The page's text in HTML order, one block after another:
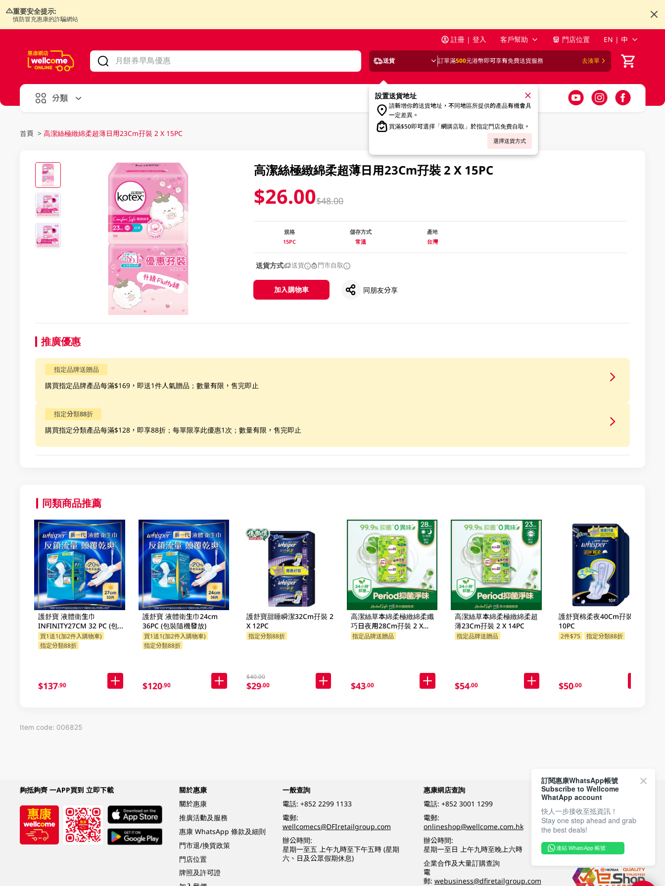
重要安全提示:
慎防冒充惠康的詐騙網站
註冊 | 登入 客戶幫助 門店位置 EN | 中
送貨 訂單滿500元港幣即可享有免費送貨服務 去湊單
設置送貨地址
請新增你的送貨地址，不同地區所提供的產品有機會具
一定差異。
買滿$50即可選擇「網購店取」於指定門店免費自取。
選擇送貨方式
分類
首頁 > 高潔絲極緻綿柔超薄日用23Cm孖裝 2 X 15PC
高潔絲極緻綿柔超薄日用23Cm孖裝 2 X 15PC
$26.00$48.00
規格
15PC
儲存方式
常溫
產地
台灣
送貨方式 送貨 門市自取
加入購物車 同朋友分享
推廣優惠
指定品牌送贈品
購買指定品牌產品每滿$169，即送1件人氣贈品；數量有限，售完即止
指定分類88折
購買指定分類產品每滿$128，即享88折；每單限享此優惠1次；數量有限，售完即止
同類商品推薦
護舒寶 液體衛生巾
INFINITY27CM 32 PC (包裝
隨機發放)
買1送1(加2件入購物車)
指定分類88折
$137.90
護舒寶 液體衛生巾24cm
36PC (包裝隨機發放)
買1送1(加2件入購物車)
指定分類88折
$120.90
護舒寶甜睡瞬潔32Cm孖裝 2
X 12PC
指定分類88折
$40.00
$29.00
高潔絲草本綿柔極緻綿柔纖
巧日夜用28Cm孖裝 2 X
10PC
指定品牌送贈品
$43.00
高潔絲草本綿柔極緻綿柔超
薄23Cm孖裝 2 X 14PC
指定品牌送贈品
$54.00
護舒寶棉柔夜40Cm孖裝 2 X
10PC
2件$75 指定分類88折
$50.00
Item code: 006825
夠抵夠齊 一APP買到 立即下載
關於惠康
關於惠康
推廣活動及服務
惠康 WhatsApp 條款及細則
門市退/換貨政策
門店位置
牌照及許可證
一般查詢
電話: +852 2299 1133
電郵:
wellcomecs@DFIretailgroup.com
辦公時間:
星期一至五 上午九時至下午五時 (星期
六、日及公眾假期休息)
惠康網店查詢
電話: +852 3001 1299
電郵:
onlineshop@wellcome.com.hk
辦公時間:
星期一至日 上午九時至晚上六時
企業合作及大量訂購查詢
電
郵: webusiness@dfiretailgroup.com
付款方式
關注我們
訂閱惠康WhatsApp帳號
Subscribe to Wellcome
WhatApp account
快人一步接收至抵資訊！
Stay one step ahead and grab
the best deals!
連結 WhatsApp 帳號